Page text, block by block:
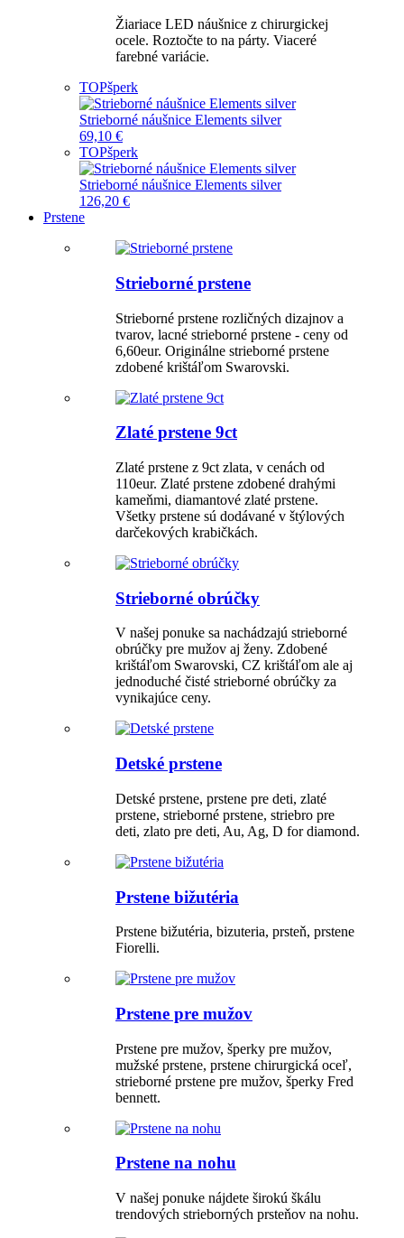
Žiariace LED náušnice z chirurgickej
ocele. Roztočte to na párty. Viaceré
farebné variácie.
TOPšperk
Strieborné náušnice Elements silver
69,10 €
TOPšperk
Strieborné náušnice Elements silver
126,20 €
Prstene
Strieborné prstene
Strieborné prstene rozličných dizajnov a
tvarov, lacné strieborné prstene - ceny od
6,60eur. Originálne strieborné prstene
zdobené krištáľom Swarovski.
Zlaté prstene 9ct
Zlaté prstene z 9ct zlata, v cenách od
110eur. Zlaté prstene zdobené drahými
kameňmi, diamantové zlaté prstene.
Všetky prstene sú dodávané v štýlových
darčekových krabičkách.
Strieborné obrúčky
V našej ponuke sa nachádzajú strieborné
obrúčky pre mužov aj ženy. Zdobené
krištáľom Swarovski, CZ krištáľom ale aj
jednoduché čisté strieborné obrúčky za
vynikajúce ceny.
Detské prstene
Detské prstene, prstene pre deti, zlaté
prstene, strieborné prstene, striebro pre
deti, zlato pre deti, Au, Ag, D for diamond.
Prstene bižutéria
Prstene bižutéria, bizuteria, prsteň, prstene
Fiorelli.
Prstene pre mužov
Prstene pre mužov, šperky pre mužov,
mužské prstene, prstene chirurgická oceľ,
strieborné prstene pre mužov, šperky Fred
bennett.
Prstene na nohu
V našej ponuke nájdete širokú škálu
trendových strieborných prsteňov na nohu.